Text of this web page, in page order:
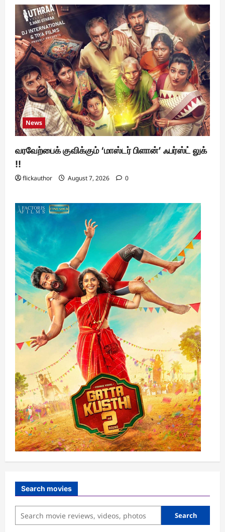
News
வரவேற்பைக் குவிக்கும் ‘மாஸ்டர் பிளான்’ ஃபர்ஸ்ட் லுக்
!!
flickauthor August 7, 2026 0
Search movies
Search